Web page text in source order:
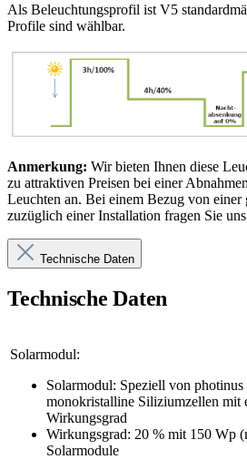
Als Beleuchtungsprofil ist V5
Profile sind wählbar.
Anmerkung: Wir bieten Ihnen diese
zu attraktiven Preisen bei einer
Leuchten an. Bei einem Bezug von einer
zuzüglich einer Installation fragen Sie
Technische Daten
Technische Daten
Solarmodul:
Solarmodul: Speziell von photinus
monokristalline Siliziumzellen mit
Wirkungsgrad
Wirkungsgrad: 20 % mit 150 Wp
Solarmodule